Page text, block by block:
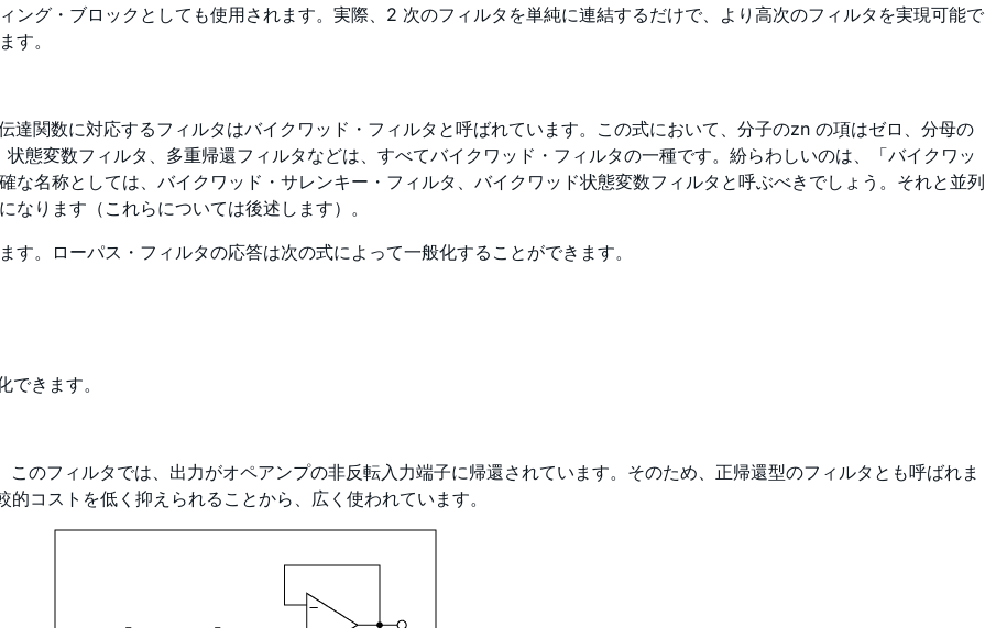
ング・ブロックとしても使用されます。実際、2 次のフィルタを単純に連結するだけで、より高次のフィルタを実現可能で
す。
達関数に対応するフィルタはバイクワッド・フィルタと呼ばれています。この式において、分子のzn の項はゼロ、分母の
態変数フィルタ、多重帰還フィルタなどは、すべてバイクワッド・フィルタの一種です。紛らわしいのは、「バイクワッ
な名称としては、バイクワッド・サレンキー・フィルタ、バイクワッド状態変数フィルタと呼ぶべきでしょう。それと並列
ります（これらについては後述します）。
。ローパス・フィルタの応答は次の式によって一般化することができます。
できます。
のフィルタでは、出力がオペアンプの非反転入力端子に帰還されています。そのため、正帰還型のフィルタとも呼ばれま
コストを低く抑えられることから、広く使われています。